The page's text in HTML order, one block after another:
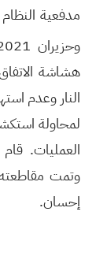
مدفعية النظام
وحزيران 2021،
هشاشة
لمحاولة
العمليات.
وتمت
إحسان.